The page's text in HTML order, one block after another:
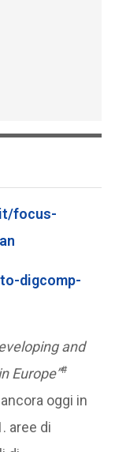
focus-
digcomp-
and
Europe”#
ancora oggi in
aree di